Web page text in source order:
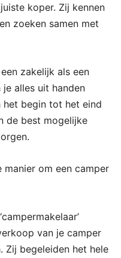
koper. Zij kennen
zoeken samen met
zakelijk als een
alles uit handen
het begin tot het eind
de best mogelijke
manier om een camper
van je camper
Zij begeleiden het hele